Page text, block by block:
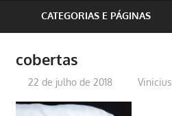
CATEGORIAS E PÁGINAS
cobertas
22 de julho de 2018 Vinicius